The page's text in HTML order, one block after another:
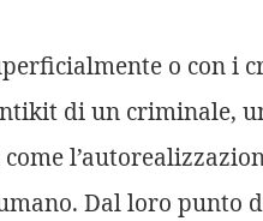
o con i
di un criminale,
Dal loro punto